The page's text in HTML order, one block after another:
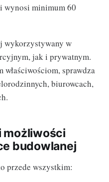
wynosi minimum 60
wykorzystywany w
jak i prywatnym.
sprawdza
biurowcach,
możliwości
budowlanej
przede wszystkim: